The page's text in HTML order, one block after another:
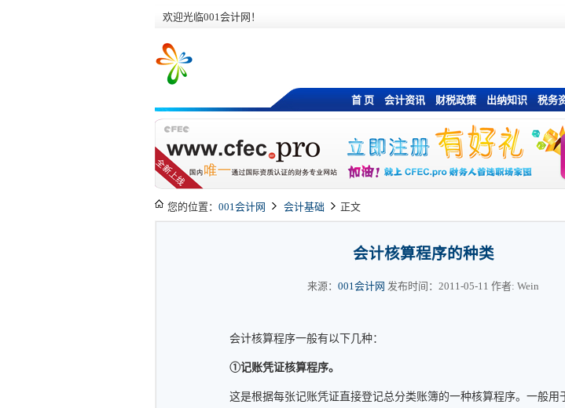
欢迎光临001会计网！
首 页 会计资讯 财税政策 出纳知识 税务
您的位置： 001会计网 会计基础 正文
会计核算程序的种类
来源： 001会计网 发布时间：2011-05-11 作者: Wein
会计核算程序一般有以下几种：
①记账凭证核算程序。
这是根据每张记账凭证直接登记总分类账簿的一种核算程序。一般用